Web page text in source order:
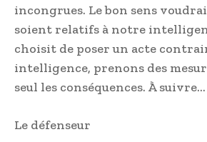
incongrues. Le bon sens
soient relatifs à notre
choisit de poser un acte
intelligence, prenons des
seul les conséquences. À suivre…
Le défenseur